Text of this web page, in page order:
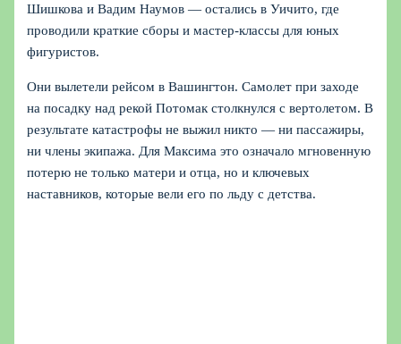
Шишкова и Вадим Наумов — остались в Уичито, где
проводили краткие сборы и мастер‑классы для юных
фигуристов.
Они вылетели рейсом в Вашингтон. Самолет при заходе
на посадку над рекой Потомак столкнулся с вертолетом. В
результате катастрофы не выжил никто — ни пассажиры,
ни члены экипажа. Для Максима это означало мгновенную
потерю не только матери и отца, но и ключевых
наставников, которые вели его по льду с детства.